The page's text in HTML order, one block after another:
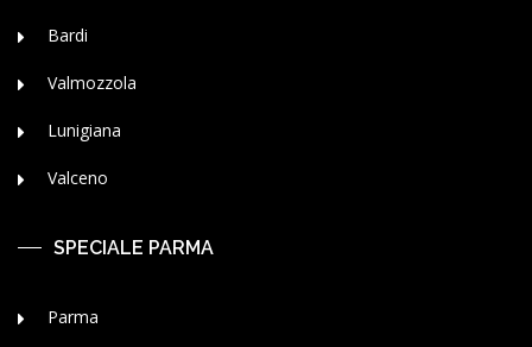
Bardi
Valmozzola
Lunigiana
Valceno
SPECIALE PARMA
Parma